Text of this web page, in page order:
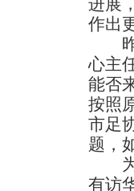
作出
昨
心主
能否
按照
市足
题，
为
有访